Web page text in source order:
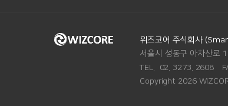
위즈코어 주식회사
ADDRESS.
서울시 성동구 아차산로
TEL.
02. 3273. 2608
Copyright 2026